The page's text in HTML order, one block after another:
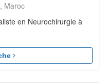
Maroc
en Neurochirurgie à